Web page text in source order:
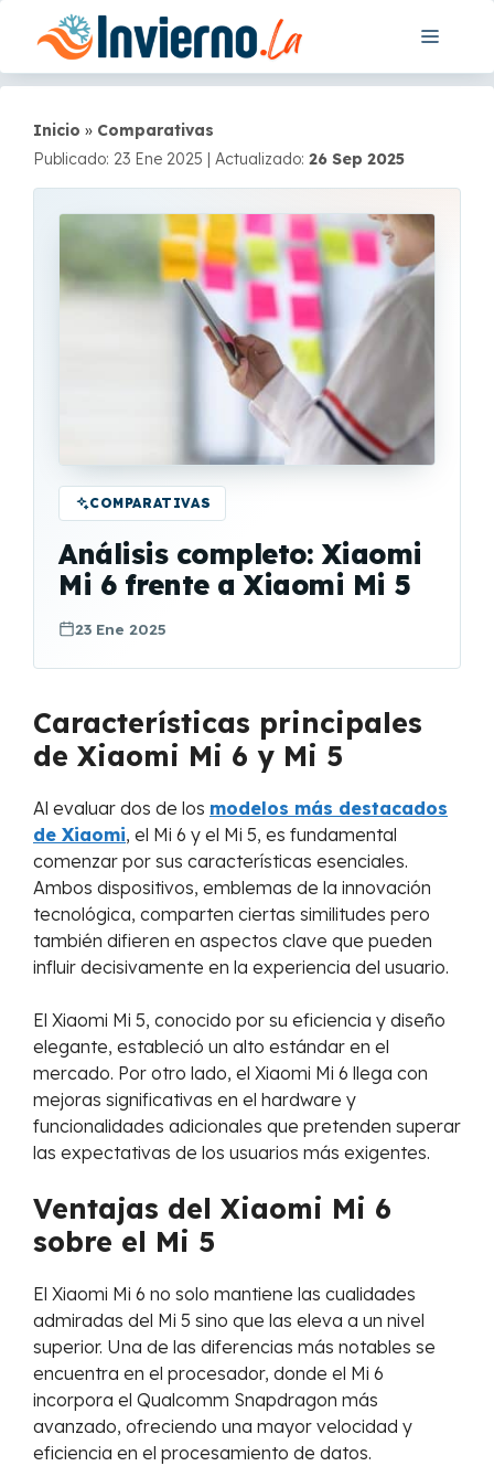
contenido
Menú
Inicio » Comparativas
Publicado: 23 Ene 2025 | Actualizado: 26 Sep 2025
COMPARATIVAS
Análisis completo: Xiaomi
Mi 6 frente a Xiaomi Mi 5
23 Ene 2025
Características principales
de Xiaomi Mi 6 y Mi 5
Al evaluar dos de los modelos más destacados
de Xiaomi, el Mi 6 y el Mi 5, es fundamental
comenzar por sus características esenciales.
Ambos dispositivos, emblemas de la innovación
tecnológica, comparten ciertas similitudes pero
también difieren en aspectos clave que pueden
influir decisivamente en la experiencia del usuario.
El Xiaomi Mi 5, conocido por su eficiencia y diseño
elegante, estableció un alto estándar en el
mercado. Por otro lado, el Xiaomi Mi 6 llega con
mejoras significativas en el hardware y
funcionalidades adicionales que pretenden superar
las expectativas de los usuarios más exigentes.
Ventajas del Xiaomi Mi 6
sobre el Mi 5
El Xiaomi Mi 6 no solo mantiene las cualidades
admiradas del Mi 5 sino que las eleva a un nivel
superior. Una de las diferencias más notables se
encuentra en el procesador, donde el Mi 6
incorpora el Qualcomm Snapdragon más
avanzado, ofreciendo una mayor velocidad y
eficiencia en el procesamiento de datos.